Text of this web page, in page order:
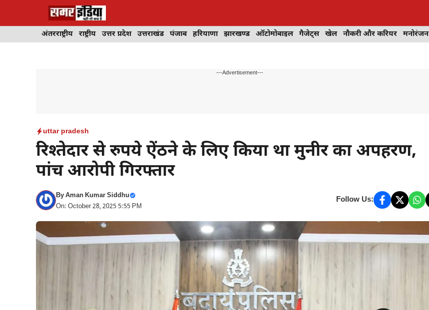
अंतरराष्ट्रीय राष्ट्रीय उत्तर प्रदेश उत्तराखंड पंजाब हरियाणा झारखण्ड ऑटोमोबाइल गैजेट्स खेल नौकरी और करियर मनोरंजन
---Advertisement---
uttar pradesh
रिश्तेदार से रुपये ऐंठने के लिए किया था मुनीर का अपहरण,
पांच आरोपी गिरफ्तार
ByAman Kumar Siddhu
On: October 28, 2025 5:55 PM
Follow Us: